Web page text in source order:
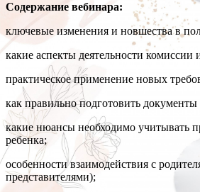
Содержание вебинара:
ключевые изменения и новшества в
какие аспекты деятельности комиссии
практическое применение новых
как правильно подготовить
какие нюансы необходимо учитывать
ребенка;
особенности взаимодействия с
представителями);